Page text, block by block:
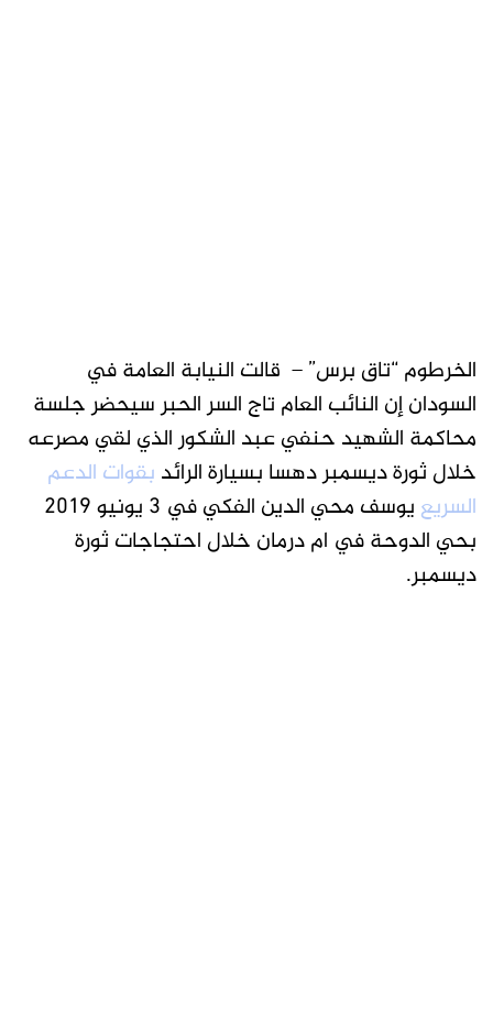
الخرطوم “تاق برس” – قالت النيابة العامة في
السودان إن النائب العام تاج السر الحبر سيحضر جلسة
محاكمة الشهيد حنفي عبد الشكور الذي لقي مصرعه
خلال ثورة ديسمبر دهسا بسيارة الرائد بقوات الدعم
السريع
يوسف محي الدين الفكي في 3 يونيو 2019
بحي الدوحة في ام درمان خلال احتجاجات ثورة
ديسمبر.